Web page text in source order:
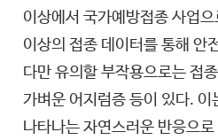
이상에서 국가예방접종 사업
이상의 접종 데이터를 통해 안
다만 유의할 부작용으로는 접
가벼운 어지럼증 등이 있다. 이
나타나는 자연스러운 반응으